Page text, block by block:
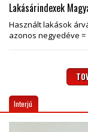
Lakásárindexek
Használt lakások
azonos negyedéve =
Interjú